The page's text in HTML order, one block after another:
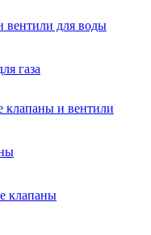
для воды
газа
клапаны и вентили
клапаны